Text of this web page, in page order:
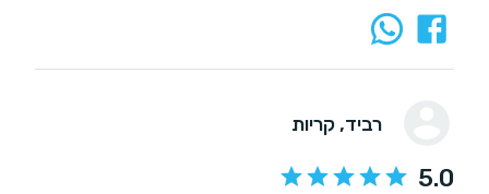
רביד, קריות
5.0